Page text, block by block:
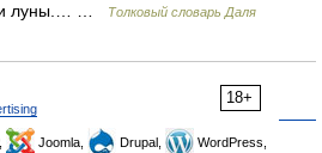
луны.… …
Толковый словарь Даля
18+
Joomla, Drupal,
WordPress,